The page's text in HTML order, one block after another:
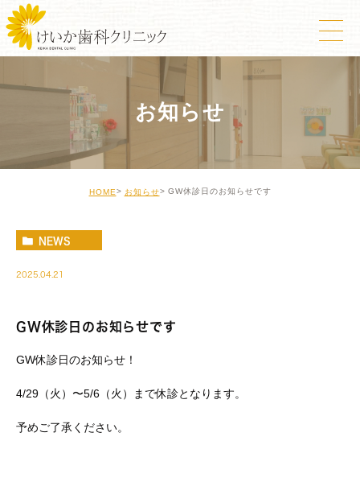
お知らせ
HOME お知らせ GW休診日のお知らせです
NEWS
2025.04.21
GW休診日のお知らせです
GW休診日のお知らせ！
4/29（火）〜5/6（火）まで休診となります。
予めご了承ください。